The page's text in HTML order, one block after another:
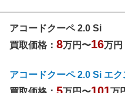
アコードクーペ 2.0 Si
買取価格： 8万円〜16万円
アコードクーペ 2.0 Si エ